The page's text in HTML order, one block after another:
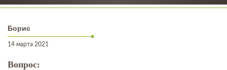
Борис
14 марта 2021
Вопрос: